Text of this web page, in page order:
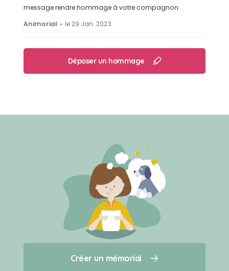
Créer un mémorial
Qui sommes-nous ?
message rendre hommage à votre compagnon.
Animorial
le 29 Jan. 2023
Déposer un hommage
Créer un mémorial